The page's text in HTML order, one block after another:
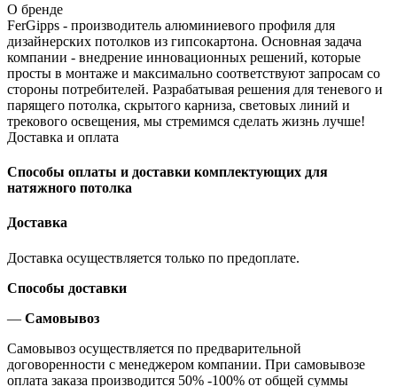
О бренде
FerGipps - производитель алюминиевого профиля для
дизайнерских потолков из гипсокартона. Основная задача
компании - внедрение инновационных решений, которые
просты в монтаже и максимально соответствуют запросам со
стороны потребителей. Разрабатывая решения для теневого и
парящего потолка, скрытого карниза, световых линий и
трекового освещения, мы стремимся сделать жизнь лучше!
Доставка и оплата
Способы оплаты и доставки комплектующих для
натяжного потолка
Доставка
Доставка осуществляется только по предоплате.
Способы доставки
— Самовывоз
Самовывоз осуществляется по предварительной
договоренности с менеджером компании. При самовывозе
оплата заказа производится 50% -100% от общей суммы